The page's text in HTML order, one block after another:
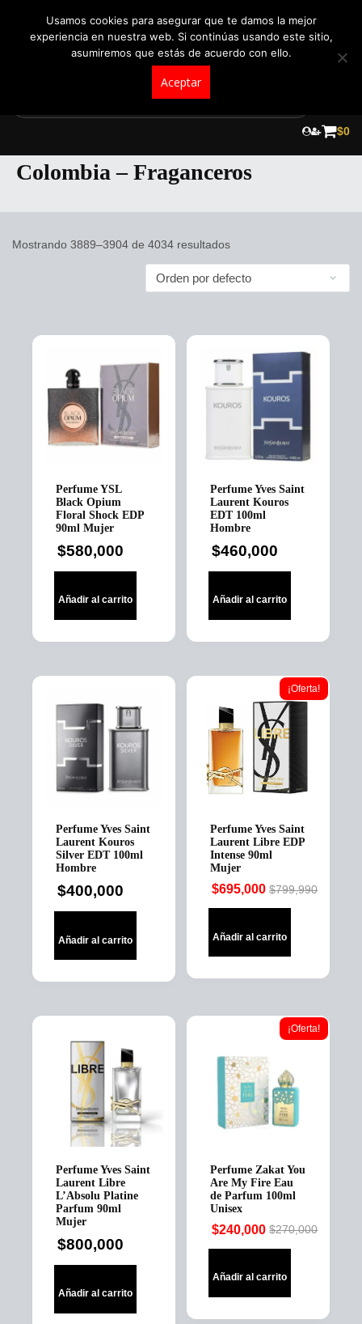
$0
Tienda de Perfumes Originales en
Colombia – Fraganceros
Mostrando 3889–3904 de 4034 resultados
Perfume YSL
Black Opium
Floral Shock EDP
90ml Mujer
$580,000
Añadir al carrito
Perfume Yves Saint
Laurent Kouros
EDT 100ml
Hombre
$460,000
Añadir al carrito
Perfume Yves Saint
Laurent Kouros
Silver EDT 100ml
Hombre
$400,000
Añadir al carrito
¡Oferta!
Perfume Yves Saint
Laurent Libre EDP
Intense 90ml
Mujer
$799,990
Original
was:
$695,000
Current
is:
Añadir al carrito
Perfume Yves Saint
Laurent Libre
L’Absolu Platine
Parfum 90ml
Mujer
$800,000
Añadir al carrito
¡Oferta!
Perfume Zakat You
Are My Fire Eau
de Parfum 100ml
Unisex
$270,000
Original
was:
$240,000
Current
is:
Añadir al carrito
Usamos cookies para asegurar que te damos la mejor
experiencia en nuestra web. Si continúas usando este sitio,
asumiremos que estás de acuerdo con ello.
Aceptar